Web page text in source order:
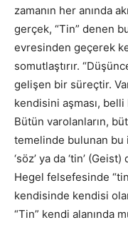
zamanın her anında
gerçek, “Tin” denen
evresinden geçerek
somutlaştırır.
gelişen bir süreçtir.
kendisini aşması,
Bütün varolanların,
temelinde bulunan bu
‘söz’ ya da ‘tin’ (Geist)
Hegel felsefesinde
kendisinde kendisi
“Tin” kendi alanında